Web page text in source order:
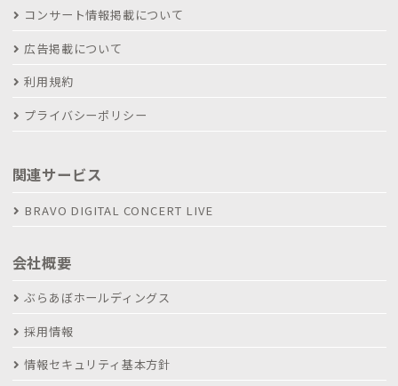
コンサート情報掲載について
広告掲載について
利用規約
プライバシーポリシー
関連サービス
BRAVO DIGITAL CONCERT LIVE
会社概要
ぶらあぼホールディングス
採用情報
情報セキュリティ基本方針